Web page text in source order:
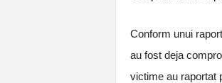
Conform unui
au fost deja
victime au raportat